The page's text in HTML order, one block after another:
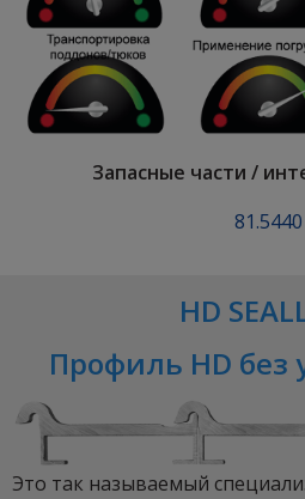
Запасные части /
81.5440
HD
Профиль HD без
Это так называемый